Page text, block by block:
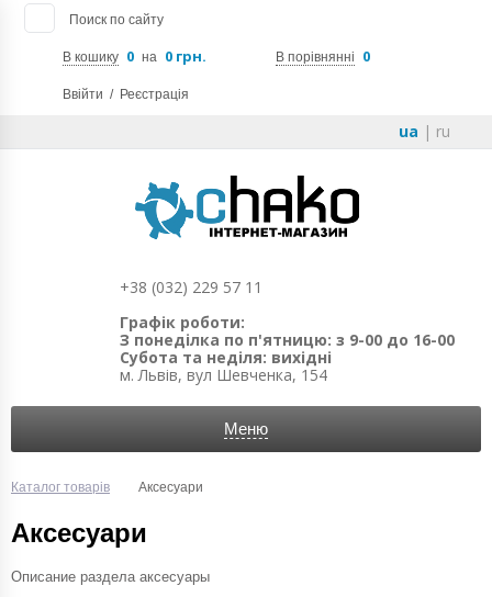
Поиск по сайту
В кошику 0 на 0 грн. В порівнянні 0
Ввійти / Реєстрація
ua | ru
+38 (032) 229 57 11
Графік роботи:
З понеділка по п'ятницю: з 9-00 до 16-00
Субота та неділя: вихідні
м. Львів, вул Шевченка, 154
Меню
Каталог товарів Аксесуари
Аксесуари
Описание раздела аксесуары